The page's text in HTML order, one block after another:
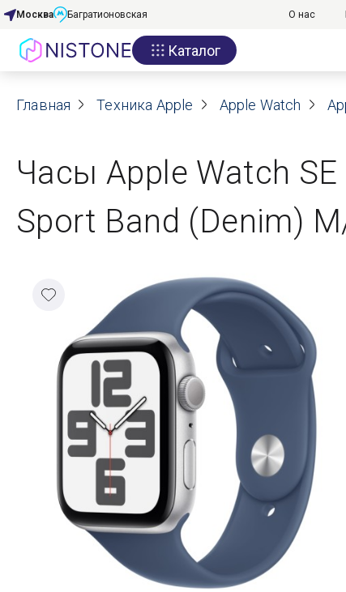
Акции
О нас
Договор оферты
Реквизиты
Гарантия
Оплата
Доставка
Самовывоз
Trade-In
Москва Багратионовская О нас
Каталог
Главная Техника Apple Apple Watch
Часы Apple Watch
Sport Band (Denim)